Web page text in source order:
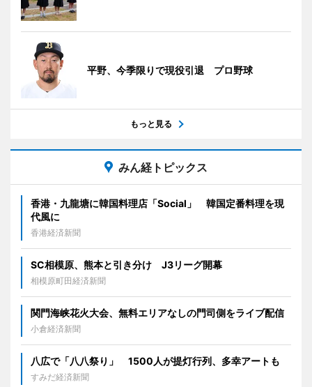
平野、今季限りで現役引退 プロ野球
もっと見る
みん経トピックス
香港・九龍塘に韓国料理店「Social」 韓国定番料理を現
代風に
香港経済新聞
SC相模原、熊本と引き分け J3リーグ開幕
相模原町田経済新聞
関門海峡花火大会、無料エリアなしの門司側をライブ配信
小倉経済新聞
八広で「八八祭り」 1500人が提灯行列、多幸アートも
すみだ経済新聞